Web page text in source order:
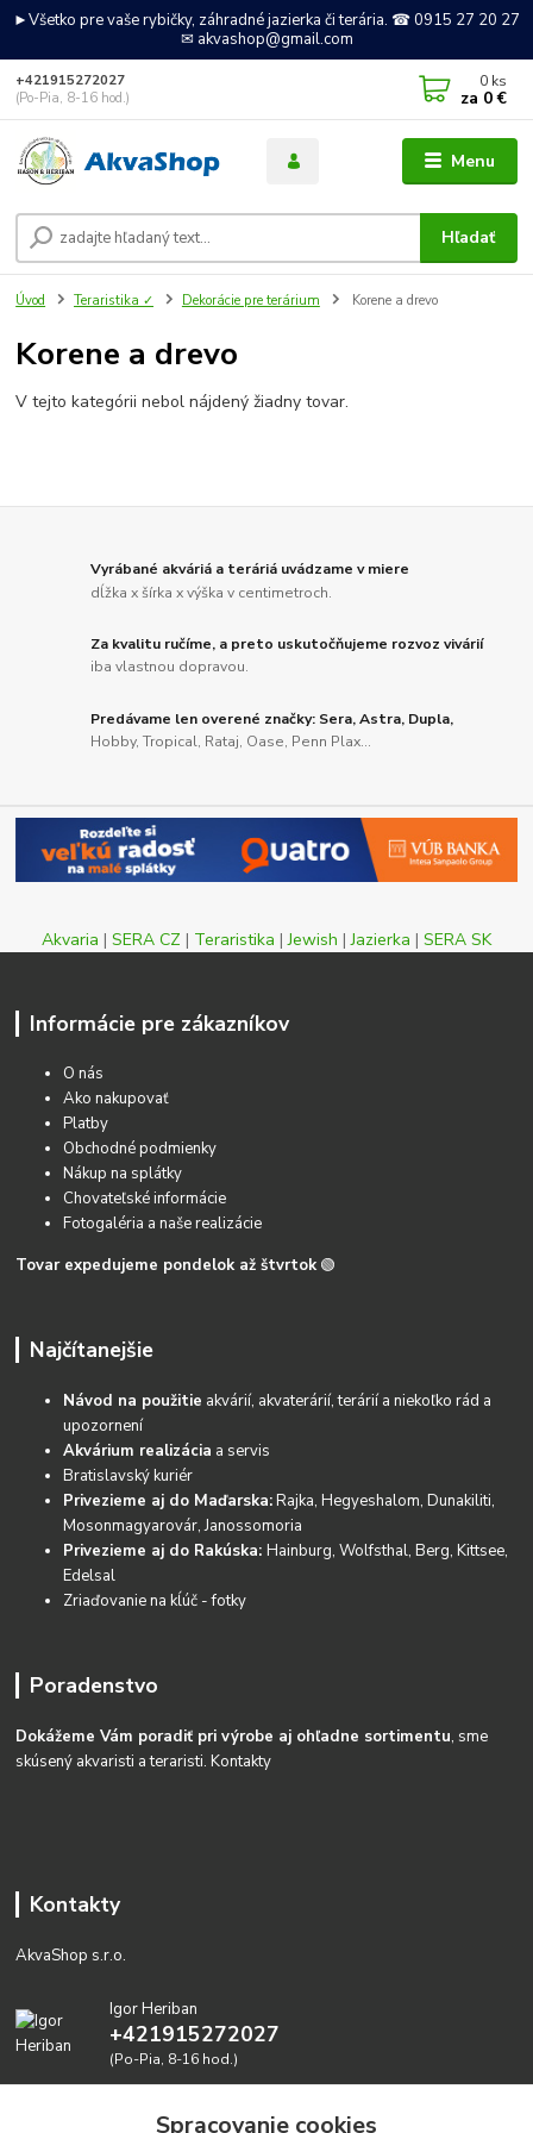
►Všetko pre vaše rybičky, záhradné jazierka či terária. ☎ 0915 27 20 27
✉ akvashop@gmail.com
Menu
Hľadať
+421915272027
(Po-Pia, 8-16 hod.)
0 ks
za 0 €
Úvod Teraristika ✓ Dekorácie pre terárium Korene a drevo
Korene a drevo
V tejto kategórii nebol nájdený žiadny tovar.
Vyrábané akváriá a teráriá uvádzame v miere
dĺžka x šírka x výška v centimetroch.
Za kvalitu ručíme, a preto uskutočňujeme rozvoz vivárií
iba vlastnou dopravou.
Predávame len overené značky: Sera, Astra, Dupla,
Hobby, Tropical, Rataj, Oase, Penn Plax...
Akvaria | SERA CZ | Teraristika |Jewish |Jazierka | SERA SK
Informácie pre zákazníkov
O nás
Ako nakupovať
Platby
Obchodné podmienky
Nákup na splátky
Chovateľské informácie
Fotogaléria a naše realizácie
Tovar expedujeme pondelok až štvrtok 🟢
Najčítanejšie
Návod na použitie akvárií, akvaterárií, terárií a niekoľko rád a
upozornení
Akvárium realizácia a servis
Bratislavský kuriér
Privezieme aj do Maďarska:Rajka, Hegyeshalom, Dunakiliti,
Mosonmagyarovár, Janossomoria
Privezieme aj do Rakúska:Hainburg, Wolfsthal, Berg, Kittsee,
Edelsal
Zriaďovanie na kĺúč - fotky
Poradenstvo
Dokážeme Vám poradiť pri výrobe aj ohľadne sortimentu, sme
skúsený akvaristi a teraristi.Kontakty
Kontakty
AkvaShop s.r.o.
Igor Heriban
+421915272027
(Po-Pia, 8-16 hod.)
Spracovanie cookies